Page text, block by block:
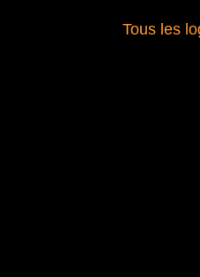
Tous les